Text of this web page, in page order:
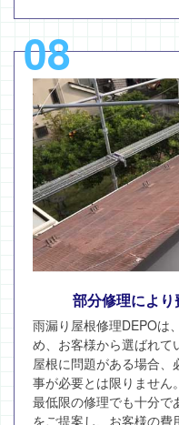
08
部分修理によ
雨漏り屋根修理DEPOは
め、お客様から選ばれて
屋根に問題がある場合
事が必要とは限りません。
最低限の修理でも十分で
をご提案し、お客様の費